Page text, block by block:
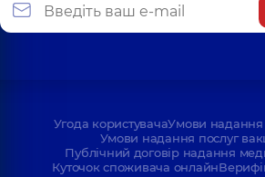
Угода користувачаУмови надання
Умови надання послуг
Публічний договір надання
Куточок споживача онлайн